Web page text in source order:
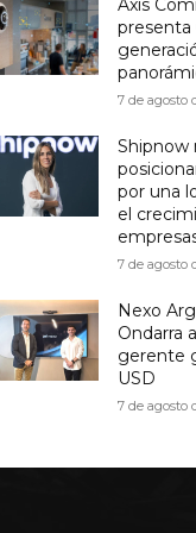
Axis
presenta
7 de agosto
Shipnow
por una
el
7 de agosto
Nexo
Ondarra
gerente
USD
7 de agosto